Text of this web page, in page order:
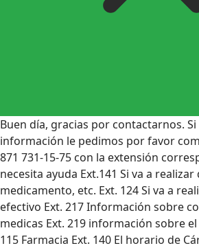
Buen día, gracias por contactarnos. Si
información le pedimos por favor
871 731-15-75 con la extensión
necesita ayuda Ext.141 Si va a
medicamento, etc. Ext. 124 Si va a
efectivo Ext. 217 Información sobre
medicas Ext. 219 información sobre
115 Farmacia Ext. 140 El horario de